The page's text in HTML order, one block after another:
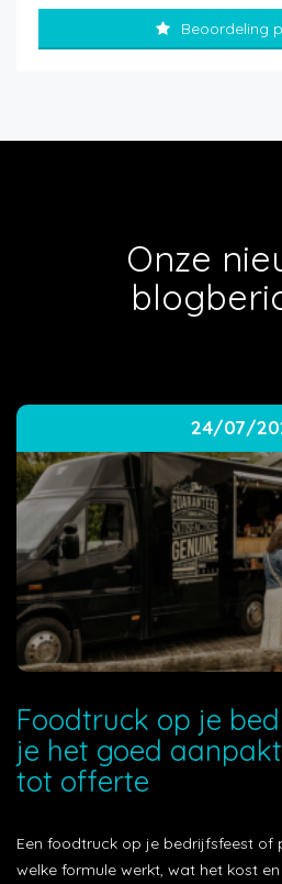
Beoordeling
Onze
24/07/
Foodtruck op je
je het goed
tot offerte
Een foodtruck op je bedrijfsfeest of
welke formule werkt, wat het kost